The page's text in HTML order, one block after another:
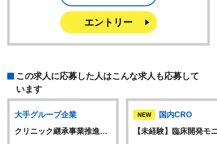
エントリー
この求人に応募した人はこんな求人も応募して
います
大手グループ企業
クリニック継承事業推進…
NEW
国内CRO
【未経験】臨床開発モ